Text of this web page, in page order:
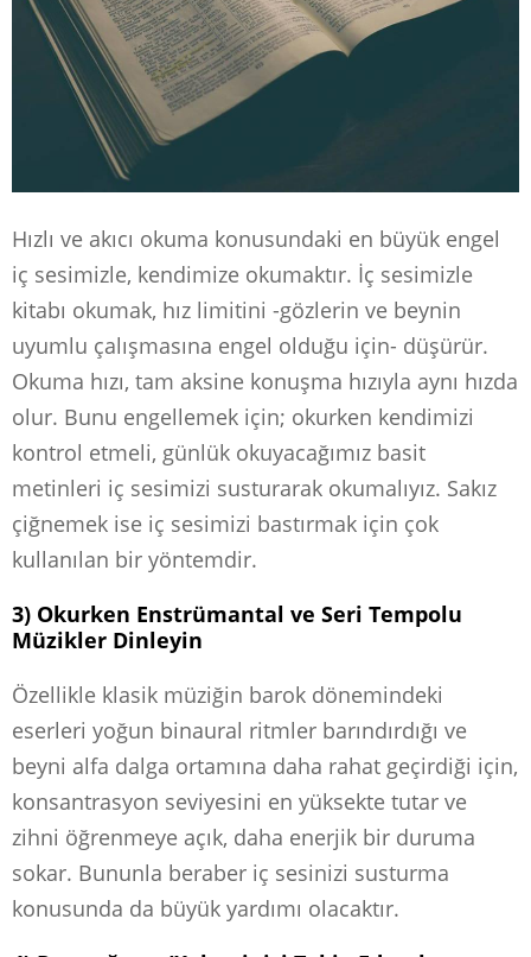
Hızlı ve akıcı okuma konusundaki en büyük engel
iç sesimizle, kendimize okumaktır. İç sesimizle
kitabı okumak, hız limitini -gözlerin ve beynin
uyumlu çalışmasına engel olduğu için- düşürür.
Okuma hızı, tam aksine konuşma hızıyla aynı hızda
olur. Bunu engellemek için; okurken kendimizi
kontrol etmeli, günlük okuyacağımız basit
metinleri iç sesimizi susturarak okumalıyız. Sakız
çiğnemek ise iç sesimizi bastırmak için çok
kullanılan bir yöntemdir.
3) Okurken Enstrümantal ve Seri Tempolu
Müzikler Dinleyin
Özellikle klasik müziğin barok dönemindeki
eserleri yoğun binaural ritmler barındırdığı ve
beyni alfa dalga ortamına daha rahat geçirdiği için,
konsantrasyon seviyesini en yüksekte tutar ve
zihni öğrenmeye açık, daha enerjik bir duruma
sokar. Bununla beraber iç sesinizi susturma
konusunda da büyük yardımı olacaktır.